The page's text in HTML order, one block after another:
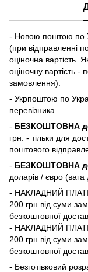
- Новою поштою по
(при відправленні
оціночна вартість.
оціночну вартість
замовлення).
- Укрпоштою по
перевізника.
- БЕЗКОШТОВНА
грн. - тільки для
поштового
- БЕЗКОШТОВНА
доларів / євро (вага
- НАКЛАДНИЙ
200 грн від суми
безкоштовної
- НАКЛАДНИЙ
200 грн від суми
безкоштовної
- Безготівковий